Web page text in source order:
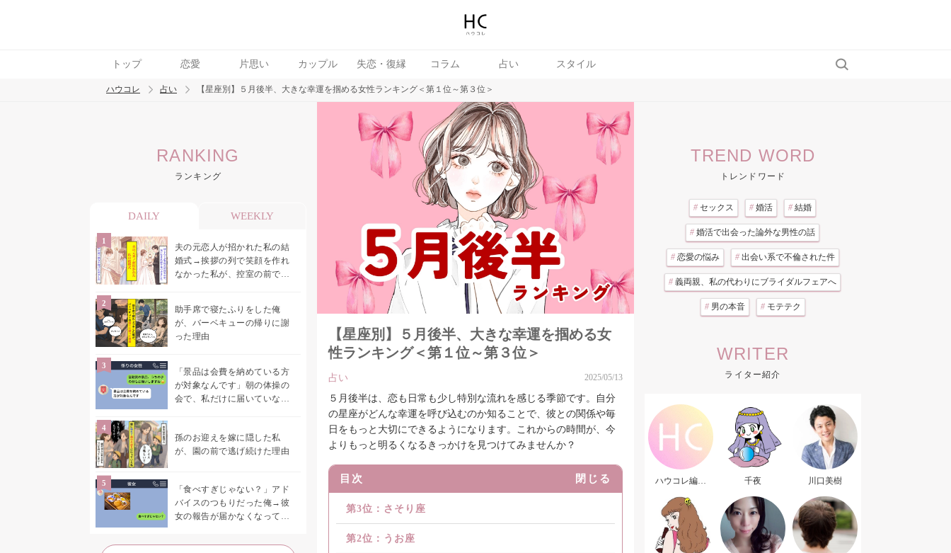
トップ 恋愛 片思い カップル 失恋・復縁 コラム 占い スタイル
トレンド ワード
ハウコレ 占い 【星座別】５月後半、大きな幸運を掴める女性ランキング＜第１位～第３位＞
RANKING
ランキング
DAILY WEEKLY
夫の元恋人が招かれた私の結
婚式→挨拶の列で笑顔を作れ
なかった私が、控室の前で彼
助手席で寝たふりをした俺
が、バーベキューの帰りに謝
った理由
「景品は会費を納めている方
が対象なんです」朝の体操の
会で、私だけに届いていなか
孫のお迎えを嫁に隠した私
が、園の前で逃げ続けた理由
「食べすぎじゃない？」アド
バイスのつもりだった俺→彼
女の報告が届かなくなって、
た
【星座別】５月後半、大きな幸運を掴める女
性ランキング＜第１位～第３位＞
占い 2025/05/13
５月後半は、恋も日常も少し特別な流れを感じる季節です。自分
の星座がどんな幸運を呼び込むのか知ることで、彼との関係や毎
日をもっと大切にできるようになります。これからの時間が、今
よりもっと明るくなるきっかけを見つけてみませんか？
目次 閉じる
第3位：さそり座
第2位：うお座
TREND WORD
トレンドワード
# セックス # 婚活 # 結婚
# 婚活で出会った論外な男性の話
# 恋愛の悩み # 出会い系で不倫された件
# 義両親、私の代わりにブライダルフェアへ
# 男の本音 # モテテク
WRITER
ライター紹介
ハウコレ編集
千夜 川口美樹